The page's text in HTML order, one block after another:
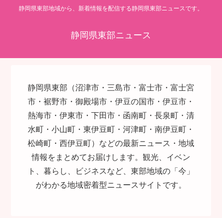
静岡県東部地域から、新着情報を配信する静岡県東部ニュースです。
静岡県東部ニュース
静岡県東部（沼津市・三島市・富士市・富士宮
市・裾野市・御殿場市・伊豆の国市・伊豆市・
熱海市・伊東市・下田市・函南町・長泉町・清
水町・小山町・東伊豆町・河津町・南伊豆町・
松崎町・西伊豆町）などの最新ニュース・地域
情報をまとめてお届けします。観光、イベン
ト、暮らし、ビジネスなど、東部地域の「今」
がわかる地域密着型ニュースサイトです。